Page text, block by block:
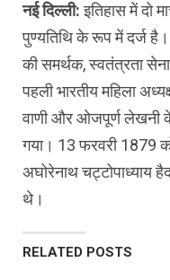
नई दिल्ली:इतिहास में दो
पुण्यतिथि के रूप में दर्ज है।
की समर्थक, स्वतंत्रता
पहली भारतीय महिला
वाणी और ओजपूर्ण लेखनी
गया। 13 फरवरी 1879
अघोरेनाथ चट्टोपाध्याय
थे।
RELATED POSTS